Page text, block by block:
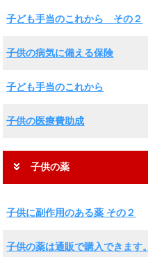
子ども手当のこれから その２
子供の病気に備える保険
子ども手当のこれから
子供の医療費助成
子供の薬
子供に副作用のある薬 その２
子供の薬は通販で購入できます。